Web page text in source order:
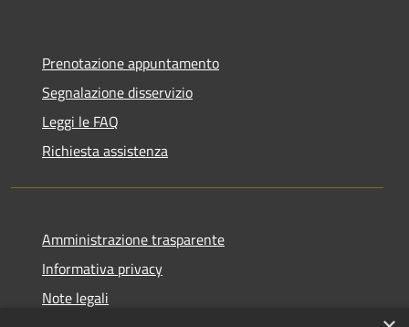
Prenotazione appuntamento
Segnalazione disservizio
Leggi le FAQ
Richiesta assistenza
Amministrazione trasparente
Informativa privacy
Note legali